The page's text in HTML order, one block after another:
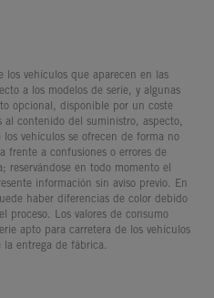
los vehículos que aparecen en las
a los modelos de serie, y algunas
opcional, disponible por un coste
al contenido del suministro, aspecto,
vehículos se ofrecen de forma no
frente a confusiones o errores de
reservándose en todo momento el
información sin aviso previo. En
haber diferencias de color debido
proceso. Los valores de consumo
apto para carretera de los vehículos
entrega de fábrica.